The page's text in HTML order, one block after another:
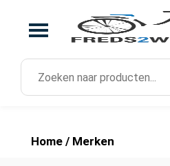
Zoek
Home/ Merken